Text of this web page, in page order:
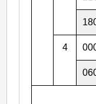
4